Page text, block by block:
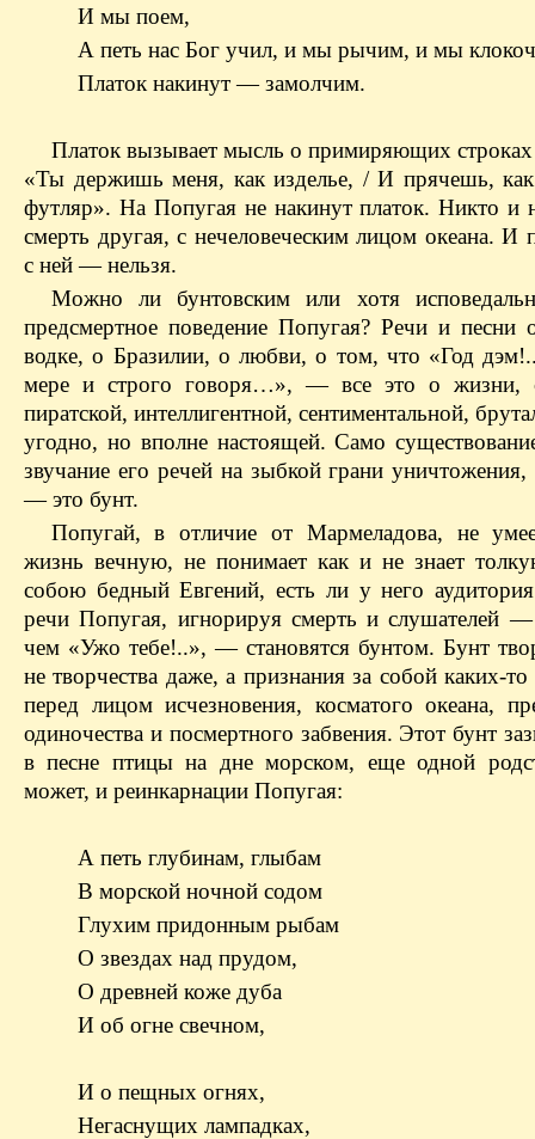
И мы поем,
А петь нас Бог учил, и мы рычим, и мы
Платок накинут — замолчим.
Платок вызывает мысль о примиряющих строках
«Ты держишь меня, как изделье, / И прячешь, как
футляр». На Попугая не накинут платок. Никто и
смерть другая, с нечеловеческим лицом океана. И
с ней — нельзя.
Можно ли бунтовским или хотя
предсмертное поведение Попугая? Речи и песни
водке, о Бразилии, о любви, о том, что «Год
мере и строго говоря…», — все это о жизни,
пиратской, интеллигентной, сентиментальной,
угодно, но вполне настоящей. Само
звучание его речей на зыбкой грани
— это бунт.
Попугай, в отличие от Мармеладова, не
жизнь вечную, не понимает как и не знает
собою бедный Евгений, есть ли у него
речи Попугая, игнорируя смерть и слушателей
чем «Ужо тебе!..», — становятся бунтом. Бунт
не творчества даже, а признания за собой каких-
перед лицом исчезновения, косматого океана,
одиночества и посмертного забвения. Этот бунт
в песне птицы на дне морском, еще одной
может, и реинкарнации Попугая:
А петь глубинам, глыбам
В морской ночной содом
Глухим придонным рыбам
О звездах над прудом,
О древней коже дуба
И об огне свечном,
И о пещных огнях,
Негаснущих лампадках,